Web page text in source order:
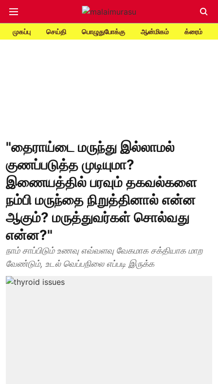
முகப்பு செய்தி பொழுதுபோக்கு ஆன்மிகம் க்ரைம்
"தைராய்டை மருந்து இல்லாமல்
குணப்படுத்த முடியுமா?
இணையத்தில் பரவும் தகவல்களை
நம்பி மருந்தை நிறுத்தினால் என்ன
ஆகும்? மருத்துவர்கள் சொல்வது
என்ன?"
நாம் சாப்பிடும் உணவு எவ்வளவு வேகமாக சக்தியாக மாற
வேண்டும், உடல் வெப்பநிலை எப்படி இருக்க